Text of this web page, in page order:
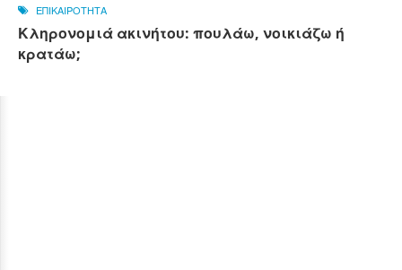
ΕΠΙΚΑΙΡΟΤΗΤΑ
Κληρονομιά ακινήτου: πουλάω, νοικιάζω ή
κρατάω;